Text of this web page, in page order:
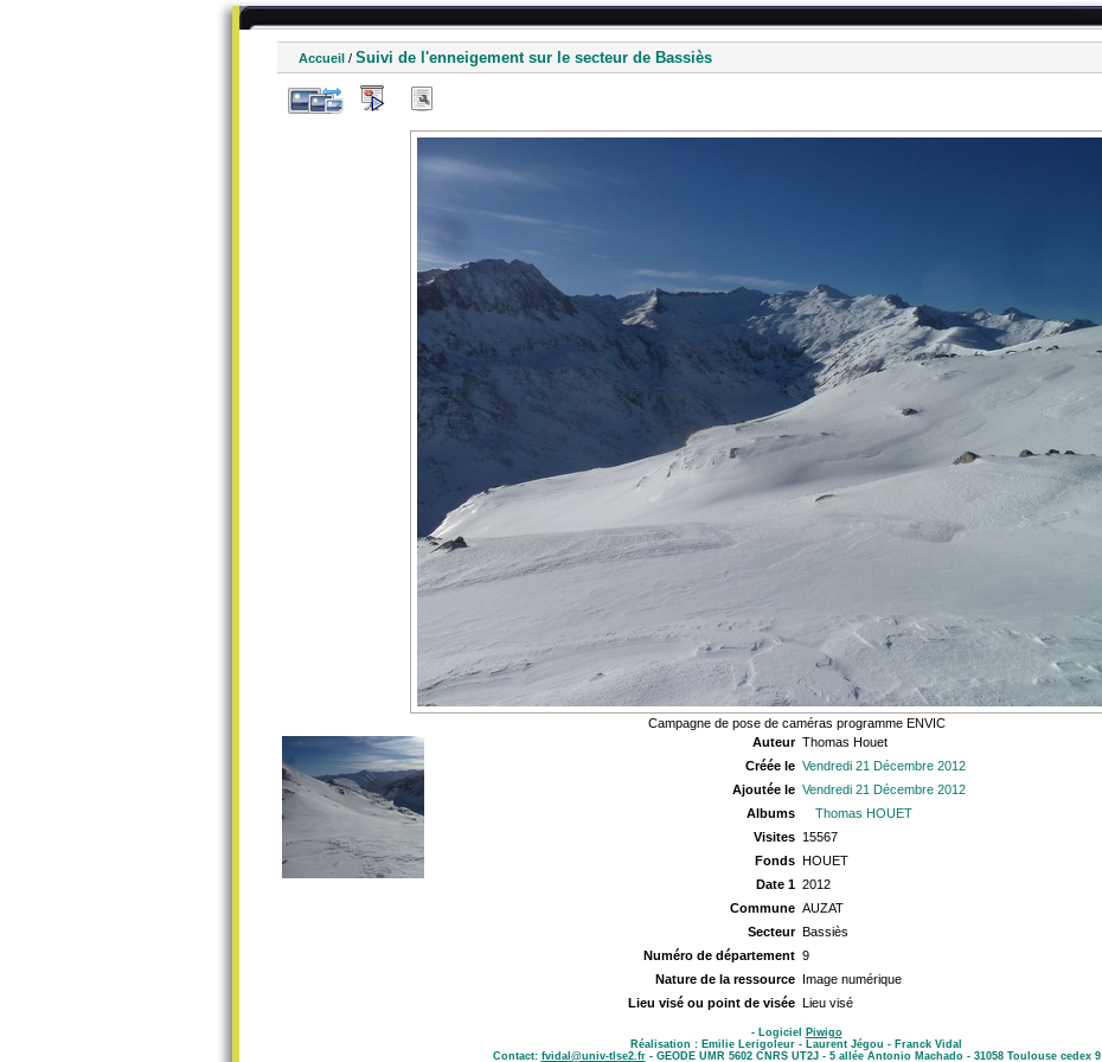
Accueil / Suivi de l'enneigement sur le secteur de Bassiès
Campagne de pose de caméras programme ENVIC
Auteur Thomas Houet
Créée le Vendredi 21 Décembre 2012
Ajoutée le Vendredi 21 Décembre 2012
Albums
Thomas HOUET
Visites 15567
Fonds HOUET
Date 1 2012
Commune AUZAT
Secteur Bassiès
Numéro de département 9
Nature de la ressource Image numérique
Lieu visé ou point de visée Lieu visé
- Logiciel
Piwigo
Réalisation : Emilie Lerigoleur - Laurent Jégou - Franck Vidal
Contact: fvidal@univ-tlse2.fr- GEODE UMR 5602 CNRS UT2J - 5 allée Antonio Machado - 31058 Toulouse cedex 9